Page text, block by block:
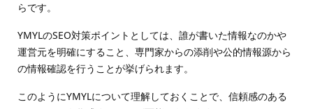
らです。
YMYLのSEO対策ポイントとしては、誰が書いた情報なのかや
運営元を明確にすること、専門家からの添削や公的情報源から
の情報確認を行うことが挙げられます。
このようにYMYLについて理解しておくことで、信頼感のある